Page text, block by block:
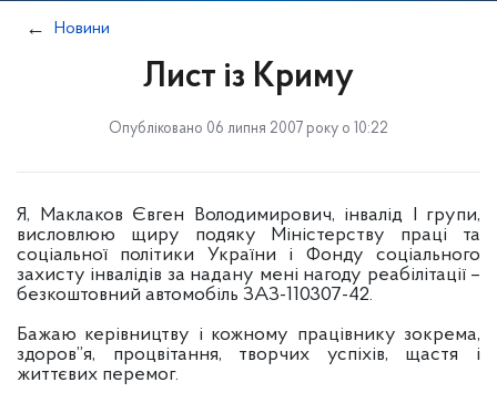
Новини
Лист із Криму
Опубліковано 06 липня 2007 року о 10:22
Я, Маклаков Євген Володимирович, інвалід І групи,
висловлюю щиру подяку Міністерству праці та
соціальної політики України і Фонду соціального
захисту інвалідів за надану мені нагоду реабілітації –
безкоштовний автомобіль ЗАЗ-110307-42.
Бажаю керівництву і кожному працівнику зокрема,
здоров”я, процвітання, творчих успіхів, щастя і
життєвих перемог.